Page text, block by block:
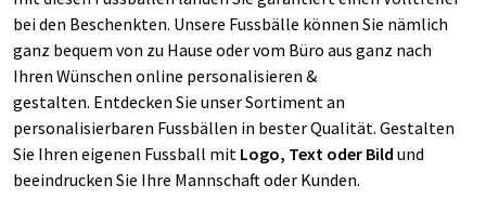
bei den Beschenkten. Unsere Fussbälle können Sie nämlich
ganz bequem von zu Hause oder vom Büro aus ganz nach
Ihren Wünschen online personalisieren &
gestalten. Entdecken Sie unser Sortiment an
personalisierbaren Fussbällen in bester Qualität. Gestalten
Sie Ihren eigenen Fussball mit Logo, Text oder Bild und
beeindrucken Sie Ihre Mannschaft oder Kunden.